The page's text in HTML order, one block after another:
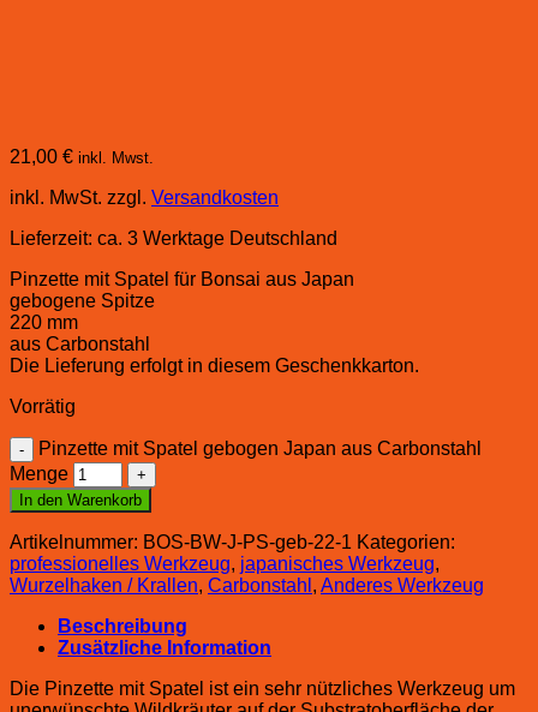
21,00 € inkl. Mwst.
inkl. MwSt. zzgl. Versandkosten
Lieferzeit: ca. 3 Werktage Deutschland
Pinzette mit Spatel für Bonsai aus Japan
gebogene Spitze
220 mm
aus Carbonstahl
Die Lieferung erfolgt in diesem Geschenkkarton.
Vorrätig
Pinzette mit Spatel gebogen Japan aus Carbonstahl
Menge
In den Warenkorb
Artikelnummer: BOS-BW-J-PS-geb-22-1 Kategorien:
professionelles Werkzeug, japanisches Werkzeug,
Wurzelhaken / Krallen, Carbonstahl , Anderes Werkzeug
Beschreibung
Zusätzliche Information
Die Pinzette mit Spatel ist ein sehr nützliches Werkzeug um